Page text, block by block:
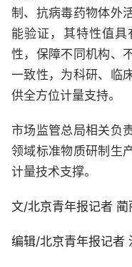
制、抗病毒药物体外
能验证，其特性值
性，保障不同机构、
一致性，为科研、临
供全方位计量支持。
市场监管总局相关负
领域标准物质研制生
计量技术支撑。
文/北京青年报记者 蔺
编辑/北京青年报记者